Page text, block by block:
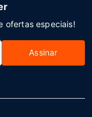
ofertas especiais!
Assinar